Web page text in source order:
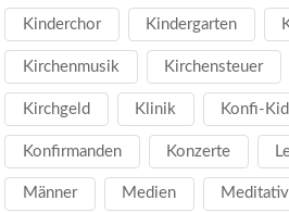
Kinderchor Kindergarten
Kirchenmusik Kirchensteuer
Kirchgeld Klinik Konfi-
Konfirmanden Konzerte
Männer Medien